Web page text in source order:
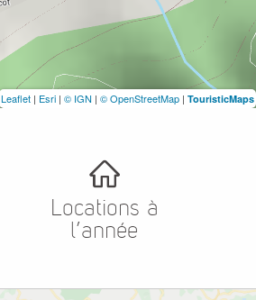
Leaflet | Esri | © IGN | © OpenStreetMap | TouristicMaps
Locations à
l’année